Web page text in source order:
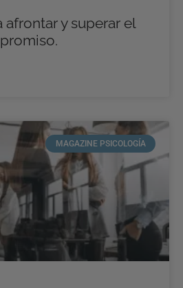
afrontar y superar el
MAGAZINE PSICOLOGÍA